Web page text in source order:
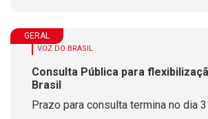
GERAL
VOZ DO BRASIL
Consulta Pública para
Brasil
Prazo para consulta termina no dia